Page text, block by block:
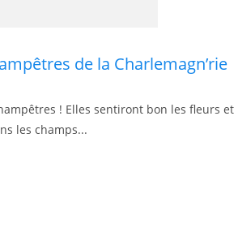
de la Charlemagn’rie
! Elles sentiront bon les fleurs et
les champs...